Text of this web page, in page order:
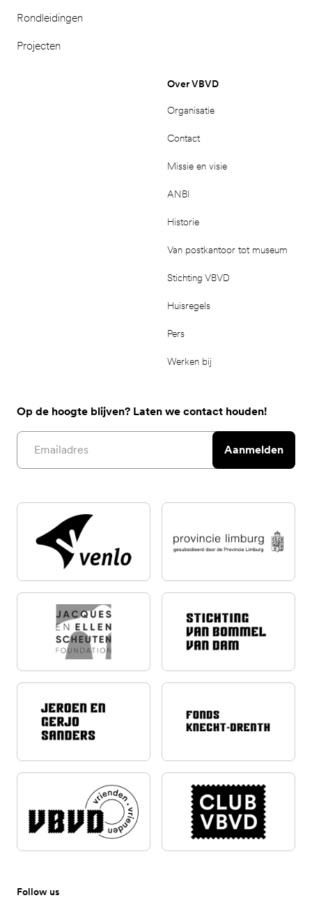
Rondleidingen
Projecten
Over VBVD
Organisatie
Contact
Missie en visie
ANBI
Historie
Van postkantoor tot museum
Stichting VBVD
Huisregels
Pers
Werken bij
Op de hoogte blijven? Laten we contact houden!
Email address
Aanmelden
Follow us